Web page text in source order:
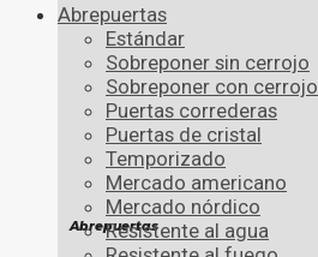
Abrepuertas
Abrepuertas
Estándar
Sobreponer sin cerrojo
Sobreponer con cerrojo
Puertas correderas
Puertas de cristal
Temporizado
Mercado americano
Mercado nórdico
Resistente al agua